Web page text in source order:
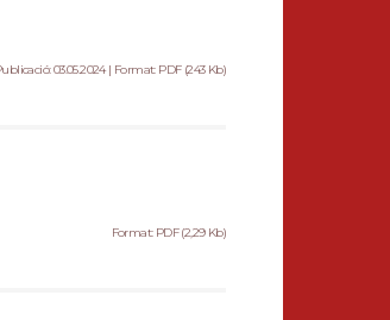
03.05.2024 | Format: PDF (243 Kb)
Format: PDF (2,29 Kb)